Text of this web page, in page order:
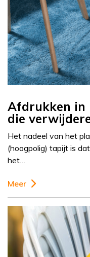
Afdrukken in
die
Het nadeel van het
(hoogpolig) tapijt is
het…
Meer